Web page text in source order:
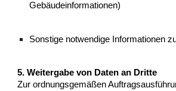
Gebäudeinformationen)
Sonstige notwendige Informationen
5. Weitergabe von Daten an Dritte
Zur ordnungsgemäßen